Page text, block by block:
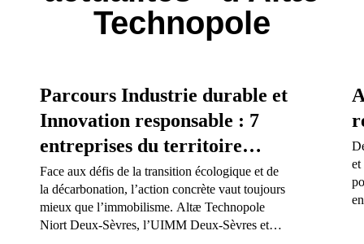
Technopole
Parcours Industrie durable et
Innovation responsable : 7
entreprises du territoire
s’engagent dans une
trajectoire pour l’avenir
Face aux défis de la transition écologique et de
la décarbonation, l’action concrète vaut toujours
mieux que l’immobilisme. Altæ Technopole
Niort Deux-Sèvres, l’UIMM Deux-Sèvres et
et